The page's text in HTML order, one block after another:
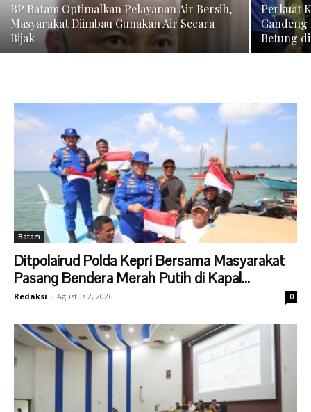
BP Batam Optimalkan Pelayanan Air Bersih,
Masyarakat Diimbau Gunakan Air Secara
Bijak
Perkuat
Betung
Batam
Ditpolairud Polda Kepri Bersama Masyarakat
Pasang Bendera Merah Putih di Kapal...
Redaksi - Agustus 2, 2026 0